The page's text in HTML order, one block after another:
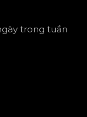
Viloran giúp
huyết, mang lại
giờ lái xe
Ghế Lái Phụ
trong tuần